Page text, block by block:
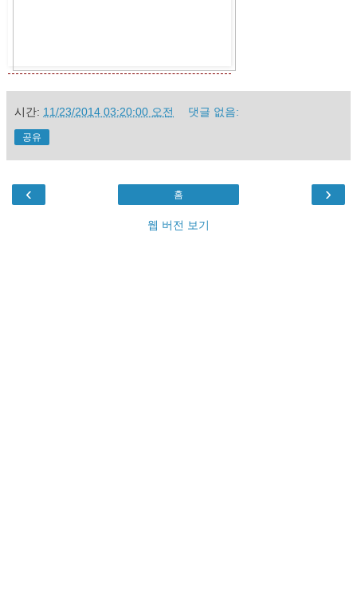
시간: 11/23/2014 03:20:00 오전 댓글 없음:
공유
‹ ›
홈
웹 버전 보기